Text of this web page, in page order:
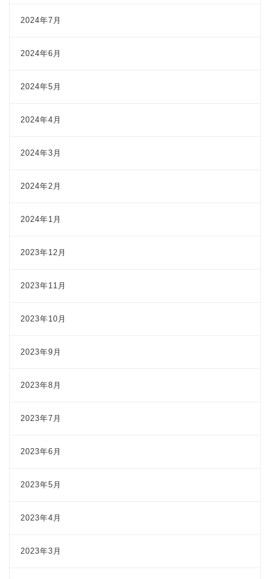
2024年7月
2024年6月
2024年5月
2024年4月
2024年3月
2024年2月
2024年1月
2023年12月
2023年11月
2023年10月
2023年9月
2023年8月
2023年7月
2023年6月
2023年5月
2023年4月
2023年3月